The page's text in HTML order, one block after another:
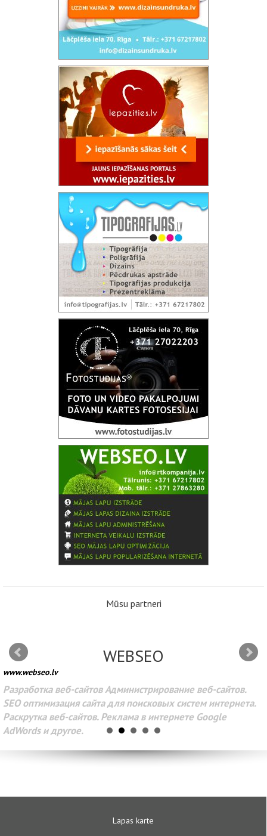
Mūsu partneri
WEBSEO
www.webseo.lv
Разработка веб-сайтов Администрирование веб-сайтов.
SEO оптимизация сайта для поисковых систем интернета.
Раскрутка веб-сайтов. Реклама в интернете Google
AdWords и другое.
Lapas karte